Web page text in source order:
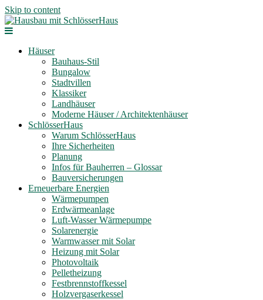
Skip to content
Häuser
Bauhaus-Stil
Bungalow
Stadtvillen
Klassiker
Landhäuser
Moderne Häuser / Architektenhäuser
SchlösserHaus
Warum SchlösserHaus
Ihre Sicherheiten
Planung
Infos für Bauherren – Glossar
Bauversicherungen
Erneuerbare Energien
Wärmepumpen
Erdwärmeanlage
Luft-Wasser Wärmepumpe
Solarenergie
Warmwasser mit Solar
Heizung mit Solar
Photovoltaik
Pelletheizung
Festbrennstoffkessel
Holzvergaserkessel